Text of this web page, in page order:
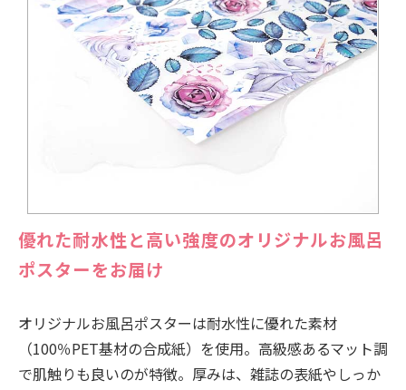
優れた耐水性と高い強度のオリジナルお風呂
ポスターをお届け
オリジナルお風呂ポスターは耐水性に優れた素材
（100％PET基材の合成紙）を使用。高級感あるマット調
で肌触りも良いのが特徴。厚みは、雑誌の表紙やしっか